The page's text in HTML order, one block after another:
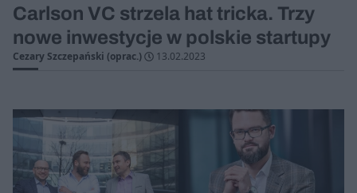
Carlson VC strzela hat tricka. Trzy
nowe inwestycje w polskie startupy
Cezary Szczepański (oprac.) 13.02.2023